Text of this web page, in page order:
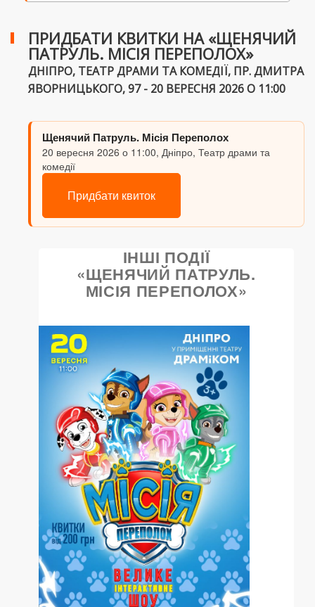
ПРИДБАТИ КВИТКИ НА «ЩЕНЯЧИЙ
ПАТРУЛЬ. МІСІЯ ПЕРЕПОЛОХ»
ДНІПРО, ТЕАТР ДРАМИ ТА КОМЕДІЇ, ПР. ДМИТРА
ЯВОРНИЦЬКОГО, 97 - 20 ВЕРЕСНЯ 2026 О 11:00
Щенячий Патруль. Місія Переполох
20 вересня 2026 о 11:00, Дніпро, Театр драми та
комедії
Придбати квиток
ІНШІ ПОДІЇ
«ЩЕНЯЧИЙ ПАТРУЛЬ.
МІСІЯ ПЕРЕПОЛОХ»